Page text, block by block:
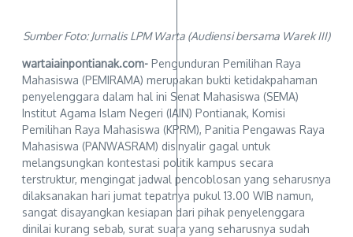
Sumber Foto: Jurnalis LPM Warta (Audiensi bersama Warek III)
wartaiainpontianak.com- Pengunduran Pemilihan Raya
Mahasiswa (PEMIRAMA) merupakan bukti ketidakpahaman
penyelenggara dalam hal ini Senat Mahasiswa (SEMA)
Institut Agama Islam Negeri (IAIN) Pontianak, Komisi
Pemilihan Raya Mahasiswa (KPRM), Panitia Pengawas Raya
Mahasiswa (PANWASRAM) disinyalir gagal untuk
melangsungkan kontestasi politik kampus secara
terstruktur, mengingat jadwal pencoblosan yang seharusnya
dilaksanakan hari jumat tepatnya pukul 13.00 WIB namun,
sangat disayangkan kesiapan dari pihak penyelenggara
dinilai kurang sebab, surat suara yang seharusnya sudah